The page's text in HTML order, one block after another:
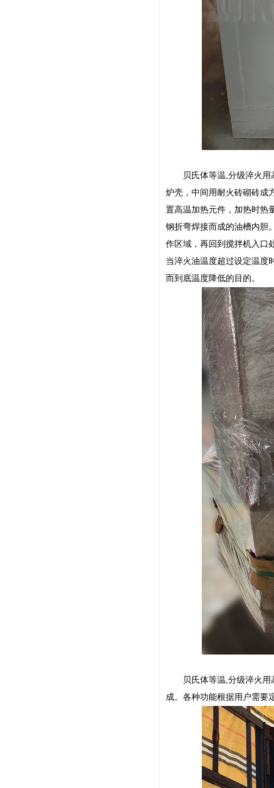
贝氏体等温,分级淬火用高
炉壳，中间用耐火砖砌砖成
置高温加热元件，加热时热
钢折弯焊接而成的油槽内胆
作区域，再回到搅拌机入口
当淬火油温度超过设定温度
而到底温度降低的目的。
贝氏体等温,分级淬火用高
成。各种功能根据用户需要